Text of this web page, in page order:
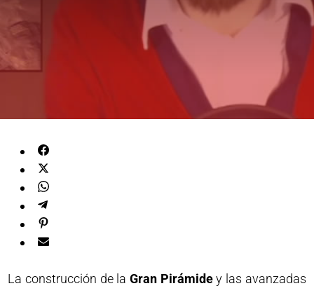
La construcción de la Gran Pirámidey las avanzadas